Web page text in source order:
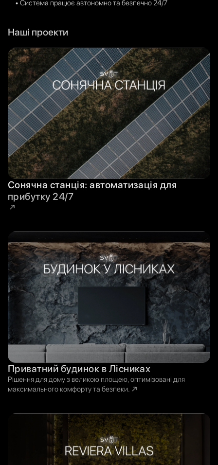
• Система працює автономно та безпечно 24/7
Наші проекти
Сонячна станція: автоматизація для
прибутку 24/7
Приватний будинок в Лісниках
Рішення для дому з великою площею, оптимізовані для
максимального комфорту та безпеки.